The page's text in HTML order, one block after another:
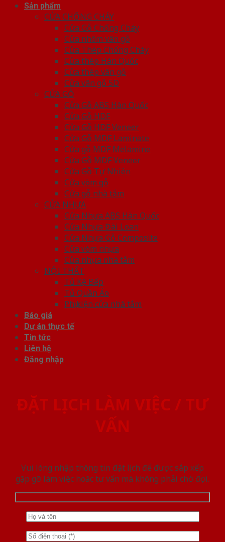
Sản phẩm
CỬA CHỐNG CHÁY
Cửa Gỗ Chống Cháy
Cửa nhôm vân gỗ
Cửa Thép Chống Cháy
Cửa thép Hàn Quốc
Cửa thép vân gỗ
Cửa vân gỗ 5D
CỬA GỖ
Cửa Gỗ ABS Hàn Quốc
Cửa Gỗ HDF
Cửa Gỗ HDF Veneer
Cửa Gỗ MDF Laminate
Cửa gỗ MDF Melamine
Cửa Gỗ MDF Veneer
Cửa Gỗ Tự Nhiên
Cửa vòm gỗ
Cửa gỗ nhà tắm
CỬA NHỰA
Cửa Nhựa ABS Hàn Quốc
Cửa Nhựa Đài Loan
Cửa Nhựa Gỗ Composite
Cửa vòm nhựa
Cửa nhựa nhà tắm
NỘI THẤT
Tủ Kệ Bếp
Tủ Quần Áo
Phụ kiện cửa nhà tắm
Báo giá
Dự án thực tế
Tin tức
Liên hệ
Đăng nhập
ĐẶT LỊCH LÀM VIỆC / TƯ
VẤN
Vui lòng nhập thông tin đặt lịch để được sắp xếp
gặp gỡ làm việc hoăc tư vấn mà không phải chờ đợi.